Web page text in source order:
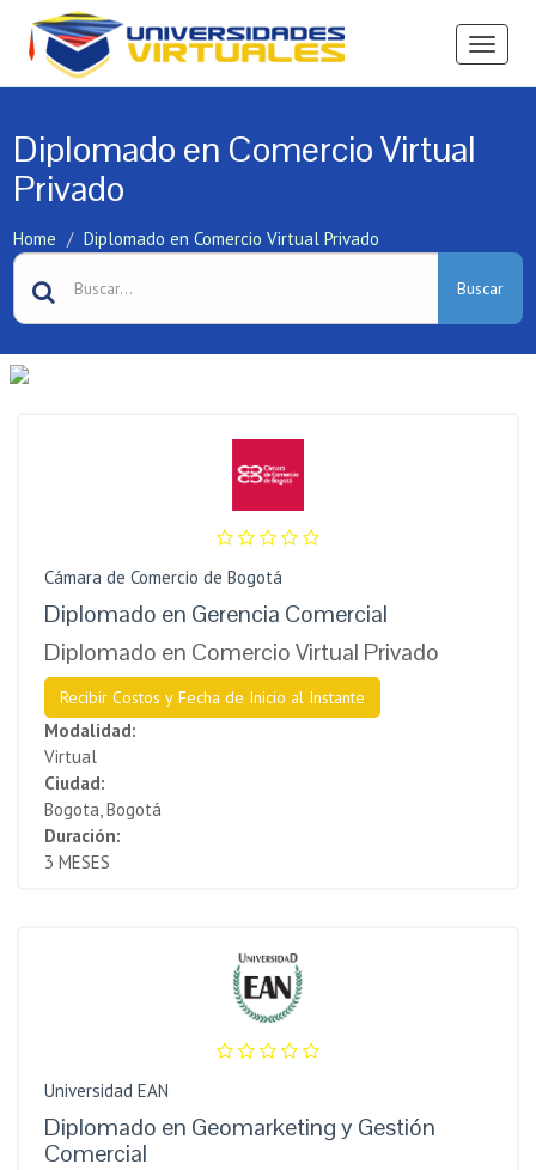
Ver
Diplomado en Comercio Virtual
Privado
Home Diplomado en Comercio Virtual Privado
Buscar
Cámara de Comercio de Bogotá
Diplomado en Gerencia Comercial
Diplomado en Comercio Virtual Privado
Recibir Costos y Fecha de Inicio al Instante
Modalidad:
Virtual
Ciudad:
Bogota, Bogotá
Duración:
3 MESES
Universidad EAN
Diplomado en Geomarketing y Gestión
Comercial